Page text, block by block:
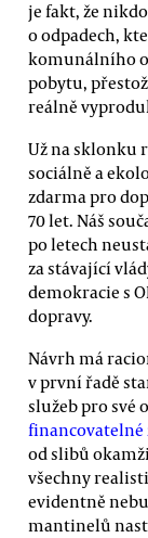
je fakt, že
o odpadech,
komunálního
pobytu,
reálně
Už na sklonku
sociálně a
zdarma pro
70 let. Náš
po letech
za stávající
demokracie s
dopravy.
Návrh má
v první řadě
služeb pro své
financovatelné
od slibů
všechny
evidentně
mantinelů